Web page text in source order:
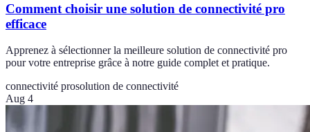
Comment choisir une solution de connectivité pro
efficace
Apprenez à sélectionner la meilleure solution de connectivité pro
pour votre entreprise grâce à notre guide complet et pratique.
connectivité prosolution de connectivité
Aug 4